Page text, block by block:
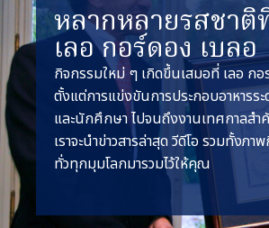
หลากหลายรสชาติ
เลอ กอร์ดอง เบลอ
กิจกรรมใหม่ ๆ เกิดขึ้นเสมอที่ เลอ กอ
ตั้งแต่การแข่งขันการประกอบอาหารร
และนักศึกษา ไปจนถึงงานเทศกาลสำ
เราจะนำข่าวสารล่าสุด วีดีโอ รวมทั้งภา
ทั่วทุกมุมโลกมารวมไว้ให้คุณ